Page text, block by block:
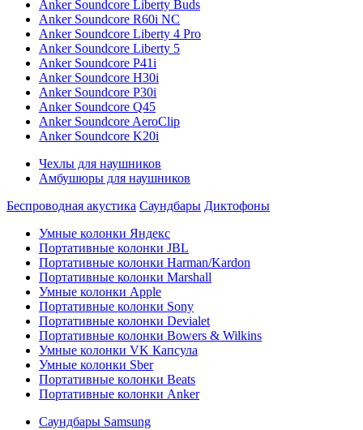
Anker Soundcore Liberty Buds
Anker Soundcore R60i NC
Anker Soundcore Liberty 4 Pro
Anker Soundcore Liberty 5
Anker Soundcore P41i
Anker Soundcore H30i
Anker Soundcore P30i
Anker Soundcore Q45
Anker Soundcore AeroClip
Anker Soundcore K20i
Чехлы для наушников
Амбушюры для наушников
Беспроводная акустика Саундбары Диктофоны
Умные колонки Яндекс
Портативные колонки JBL
Портативные колонки Harman/Kardon
Портативные колонки Marshall
Умные колонки Apple
Портативные колонки Sony
Портативные колонки Devialet
Портативные колонки Bowers & Wilkins
Умные колонки VK Капсула
Умные колонки Sber
Портативные колонки Beats
Портативные колонки Anker
Саундбары Samsung